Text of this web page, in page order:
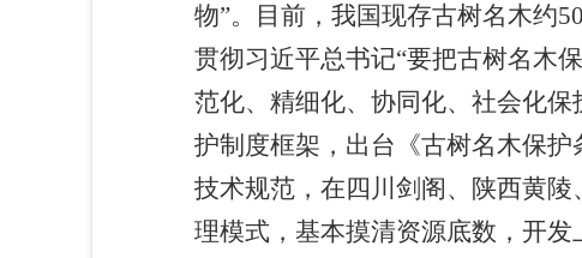
物”。目前，我国现存古树名木约
贯彻习近平总书记“要把古树名木
范化、精细化、协同化、社会化
护制度框架，出台《古树名木保
技术规范，在四川剑阁、陕西黄
理模式，基本摸清资源底数，开